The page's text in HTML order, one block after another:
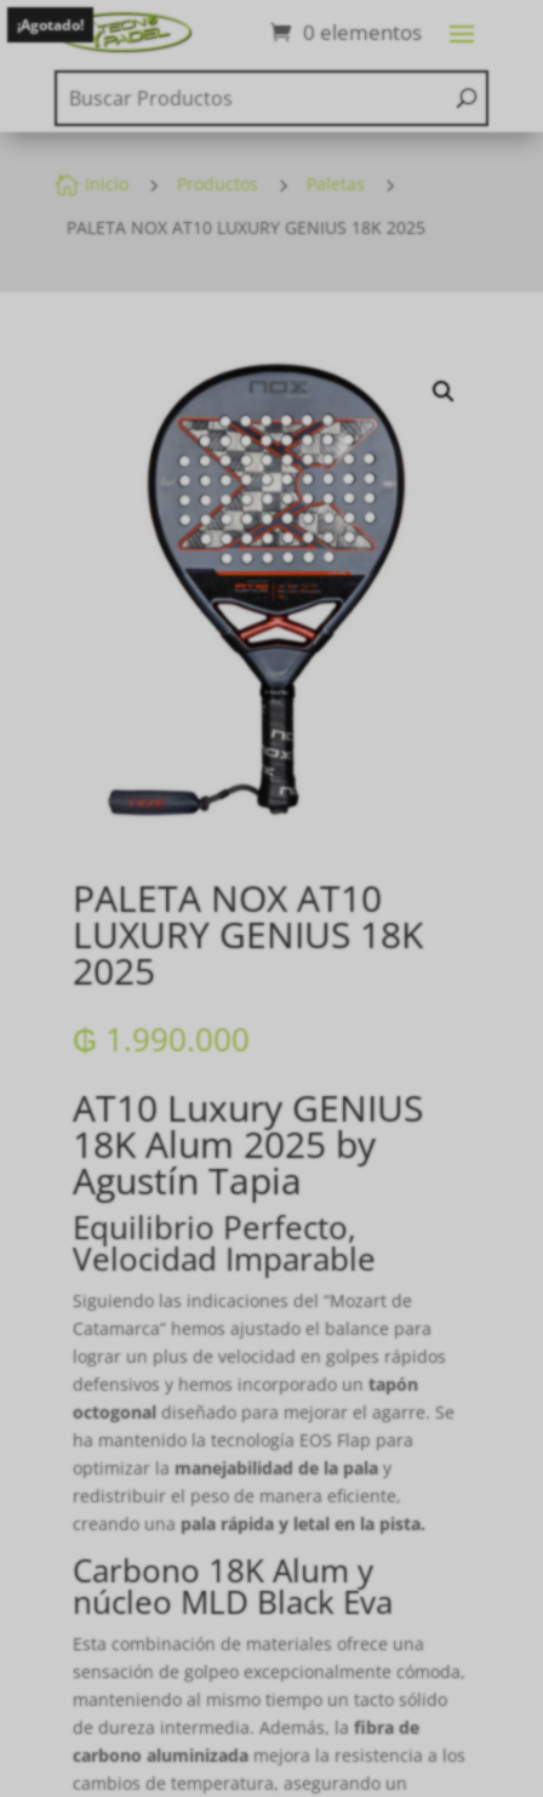
0 elementos
¡Agotado!
 Inicio 5 Productos 5 Paletas 5
PALETA NOX AT10 LUXURY GENIUS 18K 2025
PALETA NOX AT10
LUXURY GENIUS 18K
2025
₲ 1.990.000
AT10 Luxury GENIUS
18K Alum 2025 by
Agustín Tapia
Equilibrio Perfecto,
Velocidad Imparable
Siguiendo las indicaciones del “Mozart de
Catamarca” hemos ajustado el balance para
lograr un plus de velocidad en golpes rápidos
defensivos y hemos incorporado un tapón
octogonaldiseñado para mejorar el agarre. Se
ha mantenido la tecnología EOS Flap para
optimizar la manejabilidad de la pala y
redistribuir el peso de manera eficiente,
creando una pala rápida y letal en la pista.
Carbono 18K Alum y
núcleo MLD Black Eva
Esta combinación de materiales ofrece una
sensación de golpeo excepcionalmente cómoda,
manteniendo al mismo tiempo un tacto sólido
de dureza intermedia. Además, la fibra de
carbono aluminizadamejora la resistencia a los
cambios de temperatura, asegurando un